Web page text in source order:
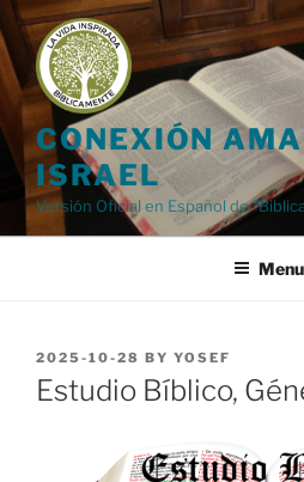
Skip
to
content
CONEXIÓN
ISRAEL
Versión Oficial en Español de
Menu
POSTED
ON
2025-10-28 BY YOSEF
Estudio Bíblico,